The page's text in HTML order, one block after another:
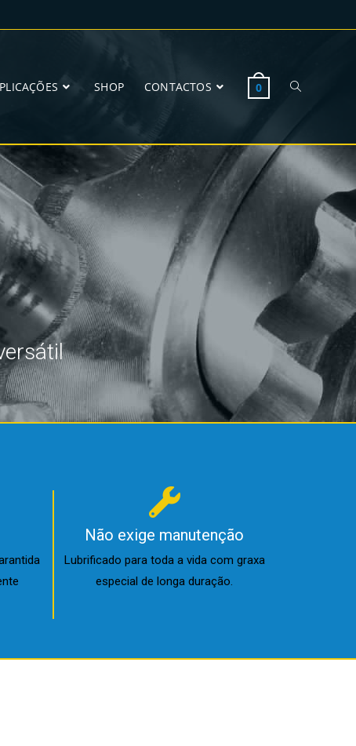
SHOP CONTACTOS 0
Não exige manutenção
Lubrificado para toda a vida com graxa
especial de longa duração.